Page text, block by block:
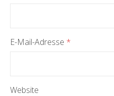
E-Mail-Adresse *
Website